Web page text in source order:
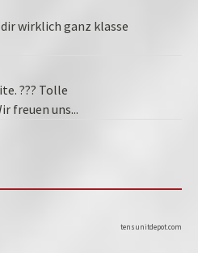
wirklich ganz klasse
??? Tolle
freuen uns...
tensunitdepot.com